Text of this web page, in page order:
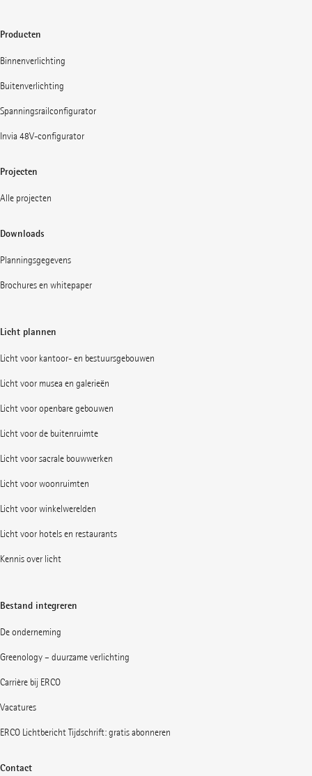
Producten
Binnenverlichting
Buitenverlichting
Spanningsrailconfigurator
Invia 48V-configurator
Projecten
Alle projecten
Downloads
Planningsgegevens
Brochures en whitepaper
Licht plannen
Licht voor kantoor- en bestuursgebouwen
Licht voor musea en galerieën
Licht voor openbare gebouwen
Licht voor de buitenruimte
Licht voor sacrale bouwwerken
Licht voor woonruimten
Licht voor winkelwerelden
Licht voor hotels en restaurants
Kennis over licht
Bestand integreren
De onderneming
Greenology – duurzame verlichting
Carrière bij ERCO
Vacatures
ERCO Lichtbericht Tijdschrift: gratis abonneren
Contact